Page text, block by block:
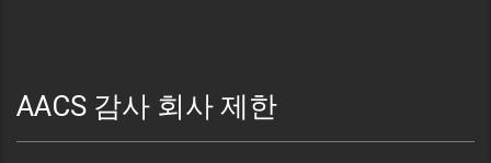
AACS 감사 회사 제한